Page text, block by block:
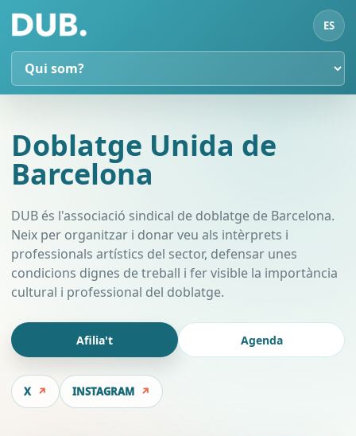
ES
Doblatge Unida de
Barcelona
DUB és l'associació sindical de doblatge de Barcelona.
Neix per organitzar i donar veu als intèrprets i
professionals artístics del sector, defensar unes
condicions dignes de treball i fer visible la importància
cultural i professional del doblatge.
Afilia't Agenda
X INSTAGRAM